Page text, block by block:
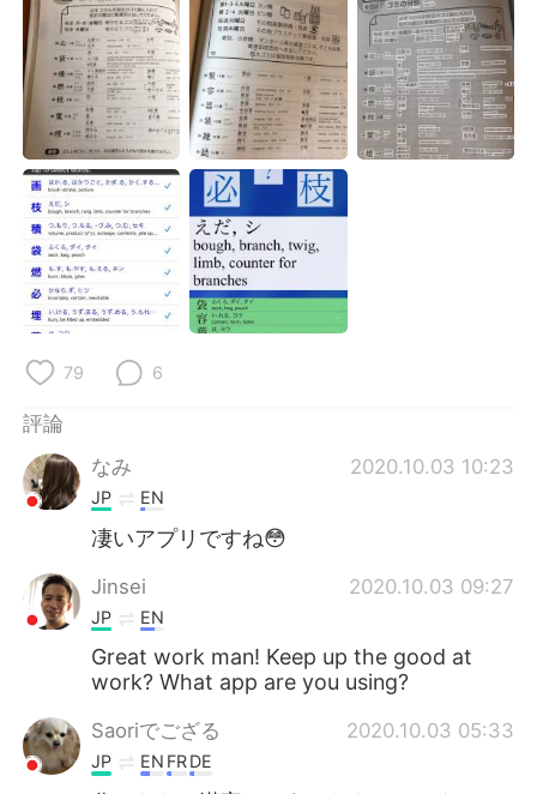
79 6
評論
なみ
2020.10.03 10:23
JP EN
凄いアプリですね😳
Jinsei 2020.10.03 09:27
JP EN
Great work man! Keep up the good at
work? What app are you using?
Saoriでござる 2020.10.03 05:33
JP EN FRDE